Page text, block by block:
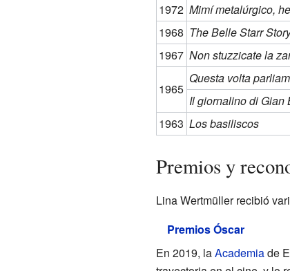
1972 Mimí metalúrgico,
1968 The Belle Starr
1967 Non stuzzicate la
1965
Questa volta
Il giornalino di Gian
1963 Los basiliscos
Premios y
Lina Wertmüller recibió
Premios Óscar
En 2019, laAcademiade